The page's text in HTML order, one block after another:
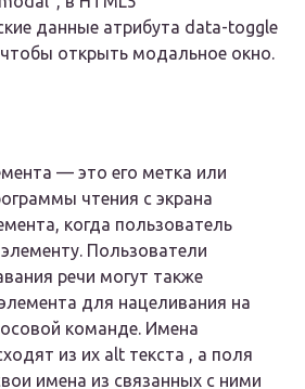
данные атрибута data-toggle
чтобы открыть модальное окно.
— это его метка или
чтения с экрана
когда пользователь
Пользователи
речи могут также
для нацеливания на
команде. Имена
из их alt текста , а поля
имена из связанных с ними